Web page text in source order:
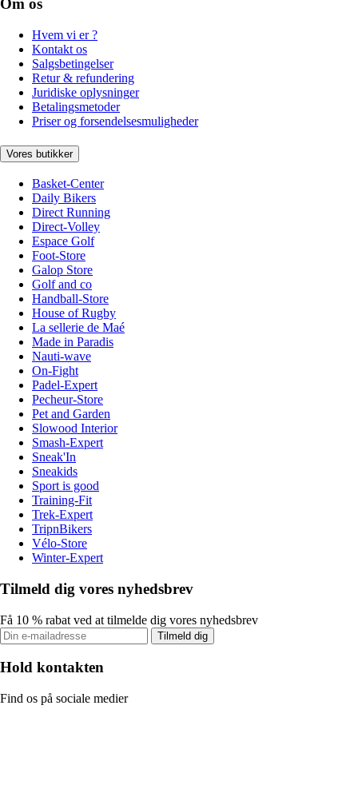
Om os
Hvem vi er ?
Kontakt os
Salgsbetingelser
Retur & refundering
Juridiske oplysninger
Betalingsmetoder
Priser og forsendelsesmuligheder
Vores butikker
Basket-Center
Daily Bikers
Direct Running
Direct-Volley
Espace Golf
Foot-Store
Galop Store
Golf and co
Handball-Store
House of Rugby
La sellerie de Maé
Made in Paradis
Nauti-wave
On-Fight
Padel-Expert
Pecheur-Store
Pet and Garden
Slowood Interior
Smash-Expert
Sneak'In
Sneakids
Sport is good
Training-Fit
Trek-Expert
TripnBikers
Vélo-Store
Winter-Expert
Tilmeld dig vores nyhedsbrev
Få 10 % rabat ved at tilmelde dig vores nyhedsbrev
Tilmeld dig
Hold kontakten
Find os på sociale medier